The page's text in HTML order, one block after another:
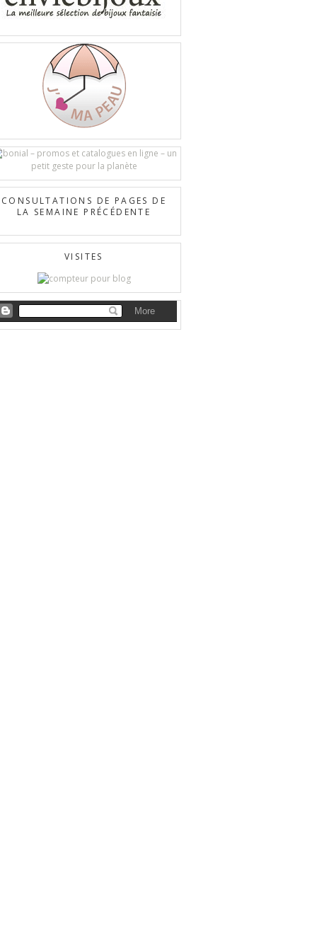
CONSULTATIONS DE PAGES DE
LA SEMAINE PRÉCÉDENTE
VISITES